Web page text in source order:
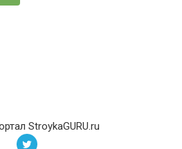
StroykaGURU.ru